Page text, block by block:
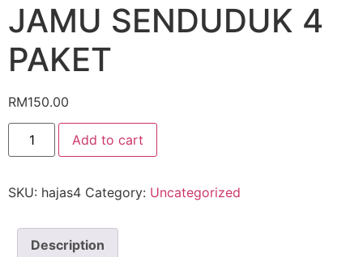
JAMU SENDUDUK 4
PAKET
RM150.00
Add to cart
SKU: hajas4 Category: Uncategorized
Description